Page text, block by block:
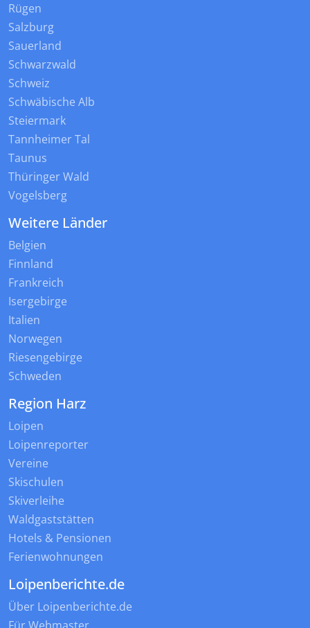
Rügen
Salzburg
Sauerland
Schwarzwald
Schweiz
Schwäbische Alb
Steiermark
Tannheimer Tal
Taunus
Thüringer Wald
Vogelsberg
Weitere Länder
Belgien
Finnland
Frankreich
Isergebirge
Italien
Norwegen
Riesengebirge
Schweden
Region Harz
Loipen
Loipenreporter
Vereine
Skischulen
Skiverleihe
Waldgaststätten
Hotels & Pensionen
Ferienwohnungen
Loipenberichte.de
Über Loipenberichte.de